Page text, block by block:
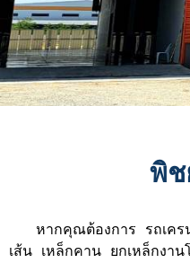
พิช
เส้น เหล็กคาน ยกเหล็กงา